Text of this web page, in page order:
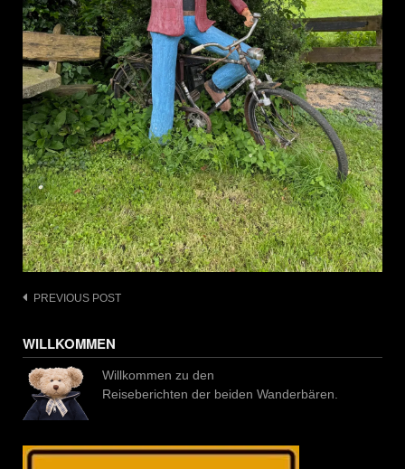
Post
PREVIOUS POST
WILLKOMMEN
Willkommen zu den
Reiseberichten der beiden Wanderbären.